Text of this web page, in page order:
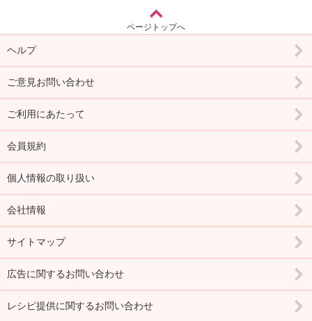
ページトップへ
ヘルプ
ご意見お問い合わせ
ご利用にあたって
会員規約
個人情報の取り扱い
会社情報
サイトマップ
広告に関するお問い合わせ
レシピ提供に関するお問い合わせ